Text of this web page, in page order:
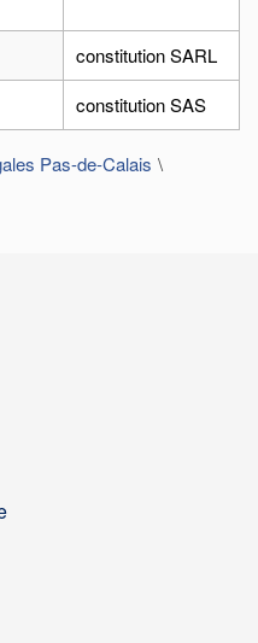
constitution SARL
constitution SAS
Pas-de-Calais